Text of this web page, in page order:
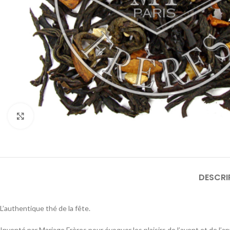
Cliquez pour agrandir
L’authentique thé de la fête.